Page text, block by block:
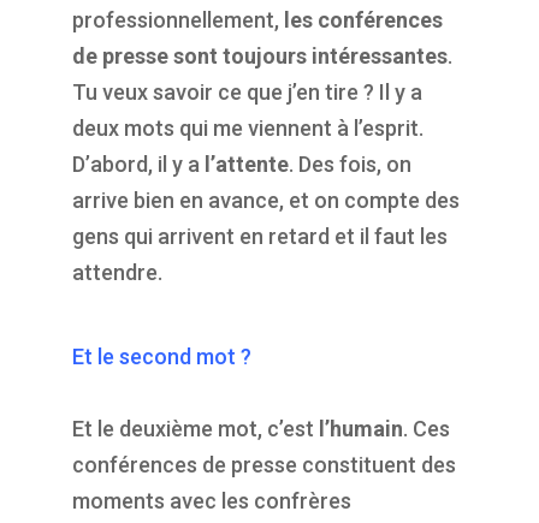
professionnellement, les conférences
de presse sont toujours intéressantes.
Tu veux savoir ce que j’en tire ? Il y a
deux mots qui me viennent à l’esprit.
D’abord, il y a l’attente. Des fois, on
arrive bien en avance, et on compte des
gens qui arrivent en retard et il faut les
attendre.
Et le second mot ?
Et le deuxième mot, c’est l’humain. Ces
conférences de presse constituent des
moments avec les confrères